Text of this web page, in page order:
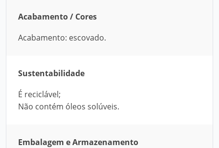
Acabamento / Cores
Acabamento: escovado.
Sustentabilidade
É reciclável;
Não contém óleos solúveis.
Embalagem e Armazenamento